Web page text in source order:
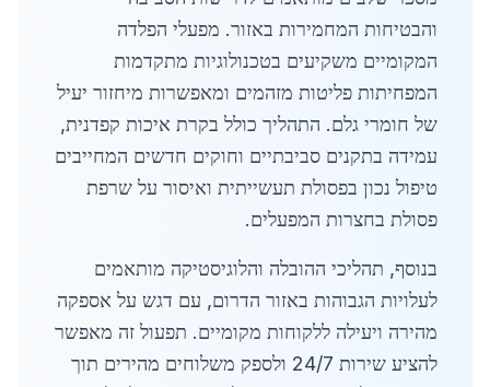
והבטיחות המחמירות באזור. מפעלי הפלדה
המקומיים משקיעים בטכנולוגיות מתקדמות
המפחיתות פליטות מזהמים ומאפשרות מיחזור יעיל
של חומרי גלם. התהליך כולל בקרת איכות קפדנית,
עמידה בתקנים סביבתיים וחוקים חדשים המחייבים
טיפול נכון בפסולת תעשייתית ואיסור על שרפת
פסולת בחצרות המפעלים.
בנוסף, תהליכי ההובלה והלוגיסטיקה מותאמים
לעלויות הגבוהות באזור הדרום, עם דגש על אספקה
מהירה ויעילה ללקוחות מקומיים. תפעול זה מאפשר
להציע שירות 24/7 ולספק משלוחים מהירים תוך